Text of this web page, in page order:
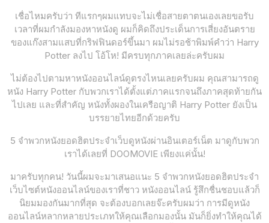
เชื่อไหมครับว่า ทีแรกๆผมแทบจะไม่เชื่อสายตาตนเองเลยขอรับ
เวลาที่ผมกำลังมองหาหนังดู ผมก็คิดถึงประเด็นการเสี่ยงอันตราย
ของแก๊งสามแสบที่กริฟฟินดอร์ขึ้นมา ผมไม่รอช้าพิมพ์คำว่า Harry
Potter ลงไป โอ้โห! มีครบทุกภาคเลยล่ะครับผม
ไม่ต้องไปตามหาหนังออนไลน์ดูตรงไหนเลยครับผม คุณสามารถดู
หนัง Harry Potter กับพวกเราได้ตั้งแต่ภาคแรกจนถึงภาคสุดท้ายกัน
ไปเลย และที่สำคัญ หนังทั้งผองในเครือญาติ Harry Potter ยังเป็น
บรรยายไทยอีกด้วยครับ
5 จำพวกหนังยอดฮิตประจำเว็บดูหนังผ่านอินเตอร์เน็ต มาดูกับพวก
เราได้เลยที่ DOOMOVIE เพียงแค่นั้น!
มาครับทุกคน! วันนี้ผมจะมาเสนอแนะ 5 จำพวกหนังยอดฮิตประจำ
เว็บไซต์หนังออนไลน์ของเราที่ชาว หนังออนไลน์ รู้สึกชื่นชอบแล้วก็
นิยมมองกันมากที่สุด จะต้องบอกเลยจ๊ะครับผมว่า การมีดูหนัง
ออนไลน์หลากหลายประเภทให้คุณเลือกมองนั้น มันก็ยิ่งทำให้คุณได้